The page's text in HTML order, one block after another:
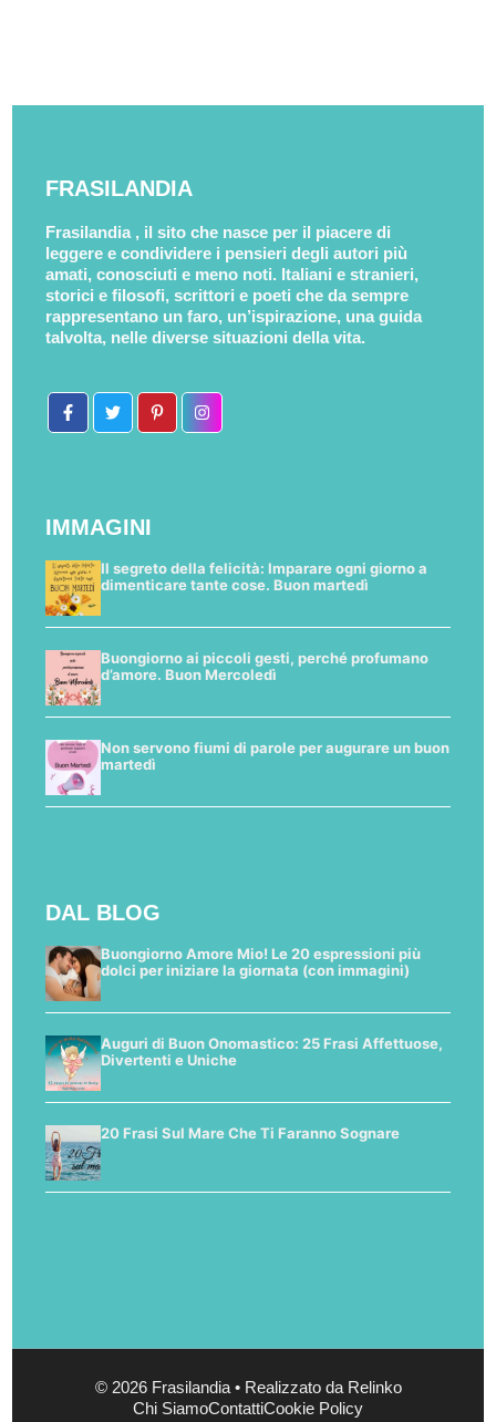
FRASILANDIA
Frasilandia , il sito che nasce per il piacere di
leggere e condividere i pensieri degli autori più
amati, conosciuti e meno noti. Italiani e stranieri,
storici e filosofi, scrittori e poeti che da sempre
rappresentano un faro, un’ispirazione, una guida
talvolta, nelle diverse situazioni della vita.
IMMAGINI
Il segreto della felicità: Imparare ogni giorno a
dimenticare tante cose. Buon martedì
Buongiorno ai piccoli gesti, perché profumano
d’amore. Buon Mercoledì
Non servono fiumi di parole per augurare un buon
martedì
DAL BLOG
Buongiorno Amore Mio! Le 20 espressioni più
dolci per iniziare la giornata (con immagini)
Auguri di Buon Onomastico: 25 Frasi Affettuose,
Divertenti e Uniche
20 Frasi Sul Mare Che Ti Faranno Sognare
© 2026 Frasilandia • Realizzato da Relinko
Chi SiamoContattiCookie Policy